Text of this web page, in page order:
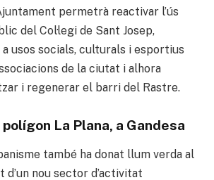
permetrà reactivar l’ús
del Col·legi de Sant Josep,
a usos socials, culturals i esportius
de la ciutat i alhora
i regenerar el barri del Rastre.
La Plana, a Gandesa
també ha donat llum verda al
d’un nou sector d’activitat